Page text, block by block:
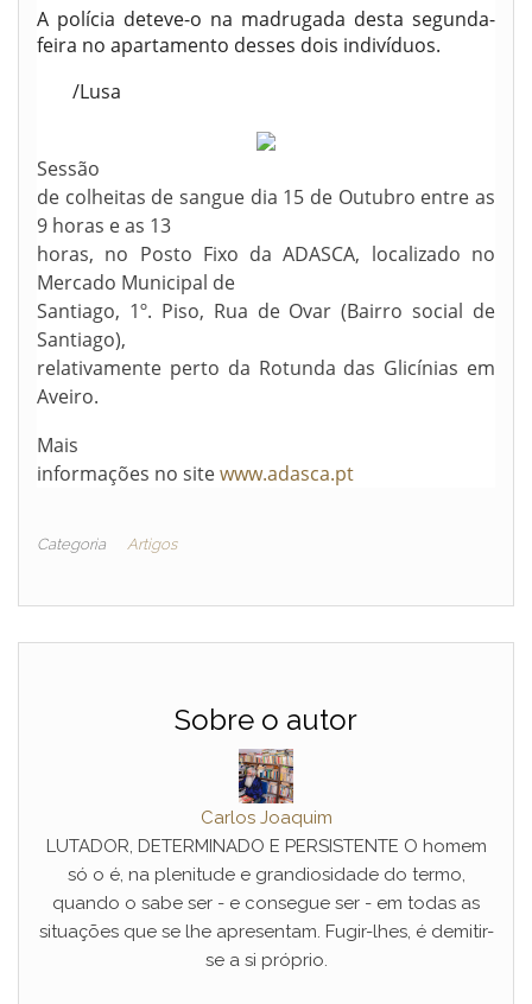
A polícia deteve-o na madrugada desta segunda-
feira no apartamento desses dois indivíduos.
/Lusa
Sessão
de colheitas de sangue dia 15 de Outubro entre as
9 horas e as 13
horas, no Posto Fixo da ADASCA, localizado no
Mercado Municipal de
Santiago, 1º. Piso, Rua de Ovar (Bairro social de
Santiago),
relativamente perto da Rotunda das Glicínias em
Aveiro.
Mais
informações no sitewww.adasca.pt
Categoria Artigos
Sobre o autor
Carlos Joaquim
LUTADOR, DETERMINADO E PERSISTENTE O homem
só o é, na plenitude e grandiosidade do termo,
quando o sabe ser - e consegue ser - em todas as
situações que se lhe apresentam. Fugir-lhes, é demitir-
se a si próprio.